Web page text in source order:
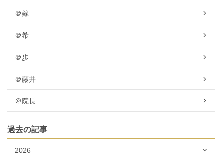
＠嫁
＠希
＠歩
＠藤井
＠院長
過去の記事
2026